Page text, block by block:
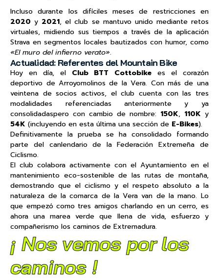
Incluso durante los difíciles meses de restricciones en
2020 y 2021, el club se mantuvo unido mediante retos
virtuales, midiendo sus tiempos a través de la aplicación
Strava en segmentos locales bautizados con humor, como
«El muro del infierno verato».
Actualidad: Referentes del Mountain Bike
Hoy en día, el Club BTT Cottobike es el corazón
deportivo de Arroyomolinos de la Vera. Con más de una
veintena de socios activos, el club cuenta con las tres
modalidades referenciadas anteriormente y ya
consolidadaspero con cambio de nombre: 150K, 110K y
54K (incluyendo en esta última una sección de E-Bikes).
Definitivamente la prueba se ha consolidado formando
parte del canlendario de la Federación Extremeña de
Ciclismo.
El club colabora activamente con el Ayuntamiento en el
mantenimiento eco-sostenible de las rutas de montaña,
demostrando que el ciclismo y el respeto absoluto a la
naturaleza de la comarca de la Vera van de la mano. Lo
que empezó como tres amigos charlando en un cerro, es
ahora una marea verde que llena de vida, esfuerzo y
compañerismo los caminos de Extremadura.
¡ Nos vemos por los
caminos !